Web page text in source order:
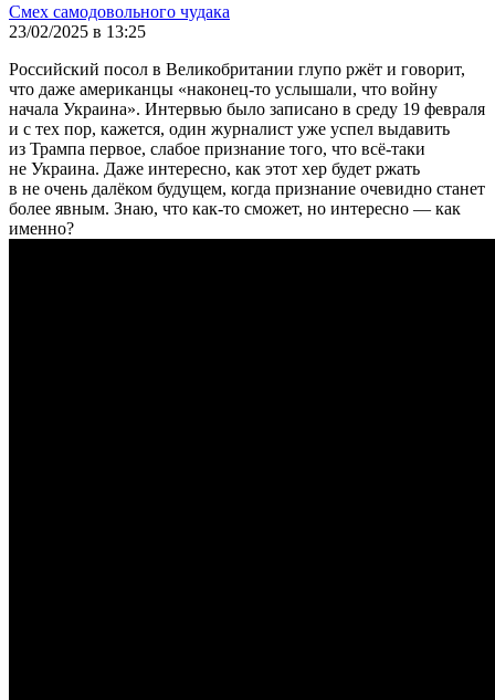
Смех самодовольного чудака
23/02/2025 в 13:25
Российский посол в Великобритании глупо ржёт и говорит,
что даже американцы «наконец-то услышали, что войну
начала Украина». Интервью было записано в среду 19 февраля
и с тех пор, кажется, один журналист уже успел выдавить
из Трампа первое, слабое признание того, что всё-таки
не Украина. Даже интересно, как этот хер будет ржать
в не очень далёком будущем, когда признание очевидно станет
более явным. Знаю, что как-то сможет, но интересно — как
именно?